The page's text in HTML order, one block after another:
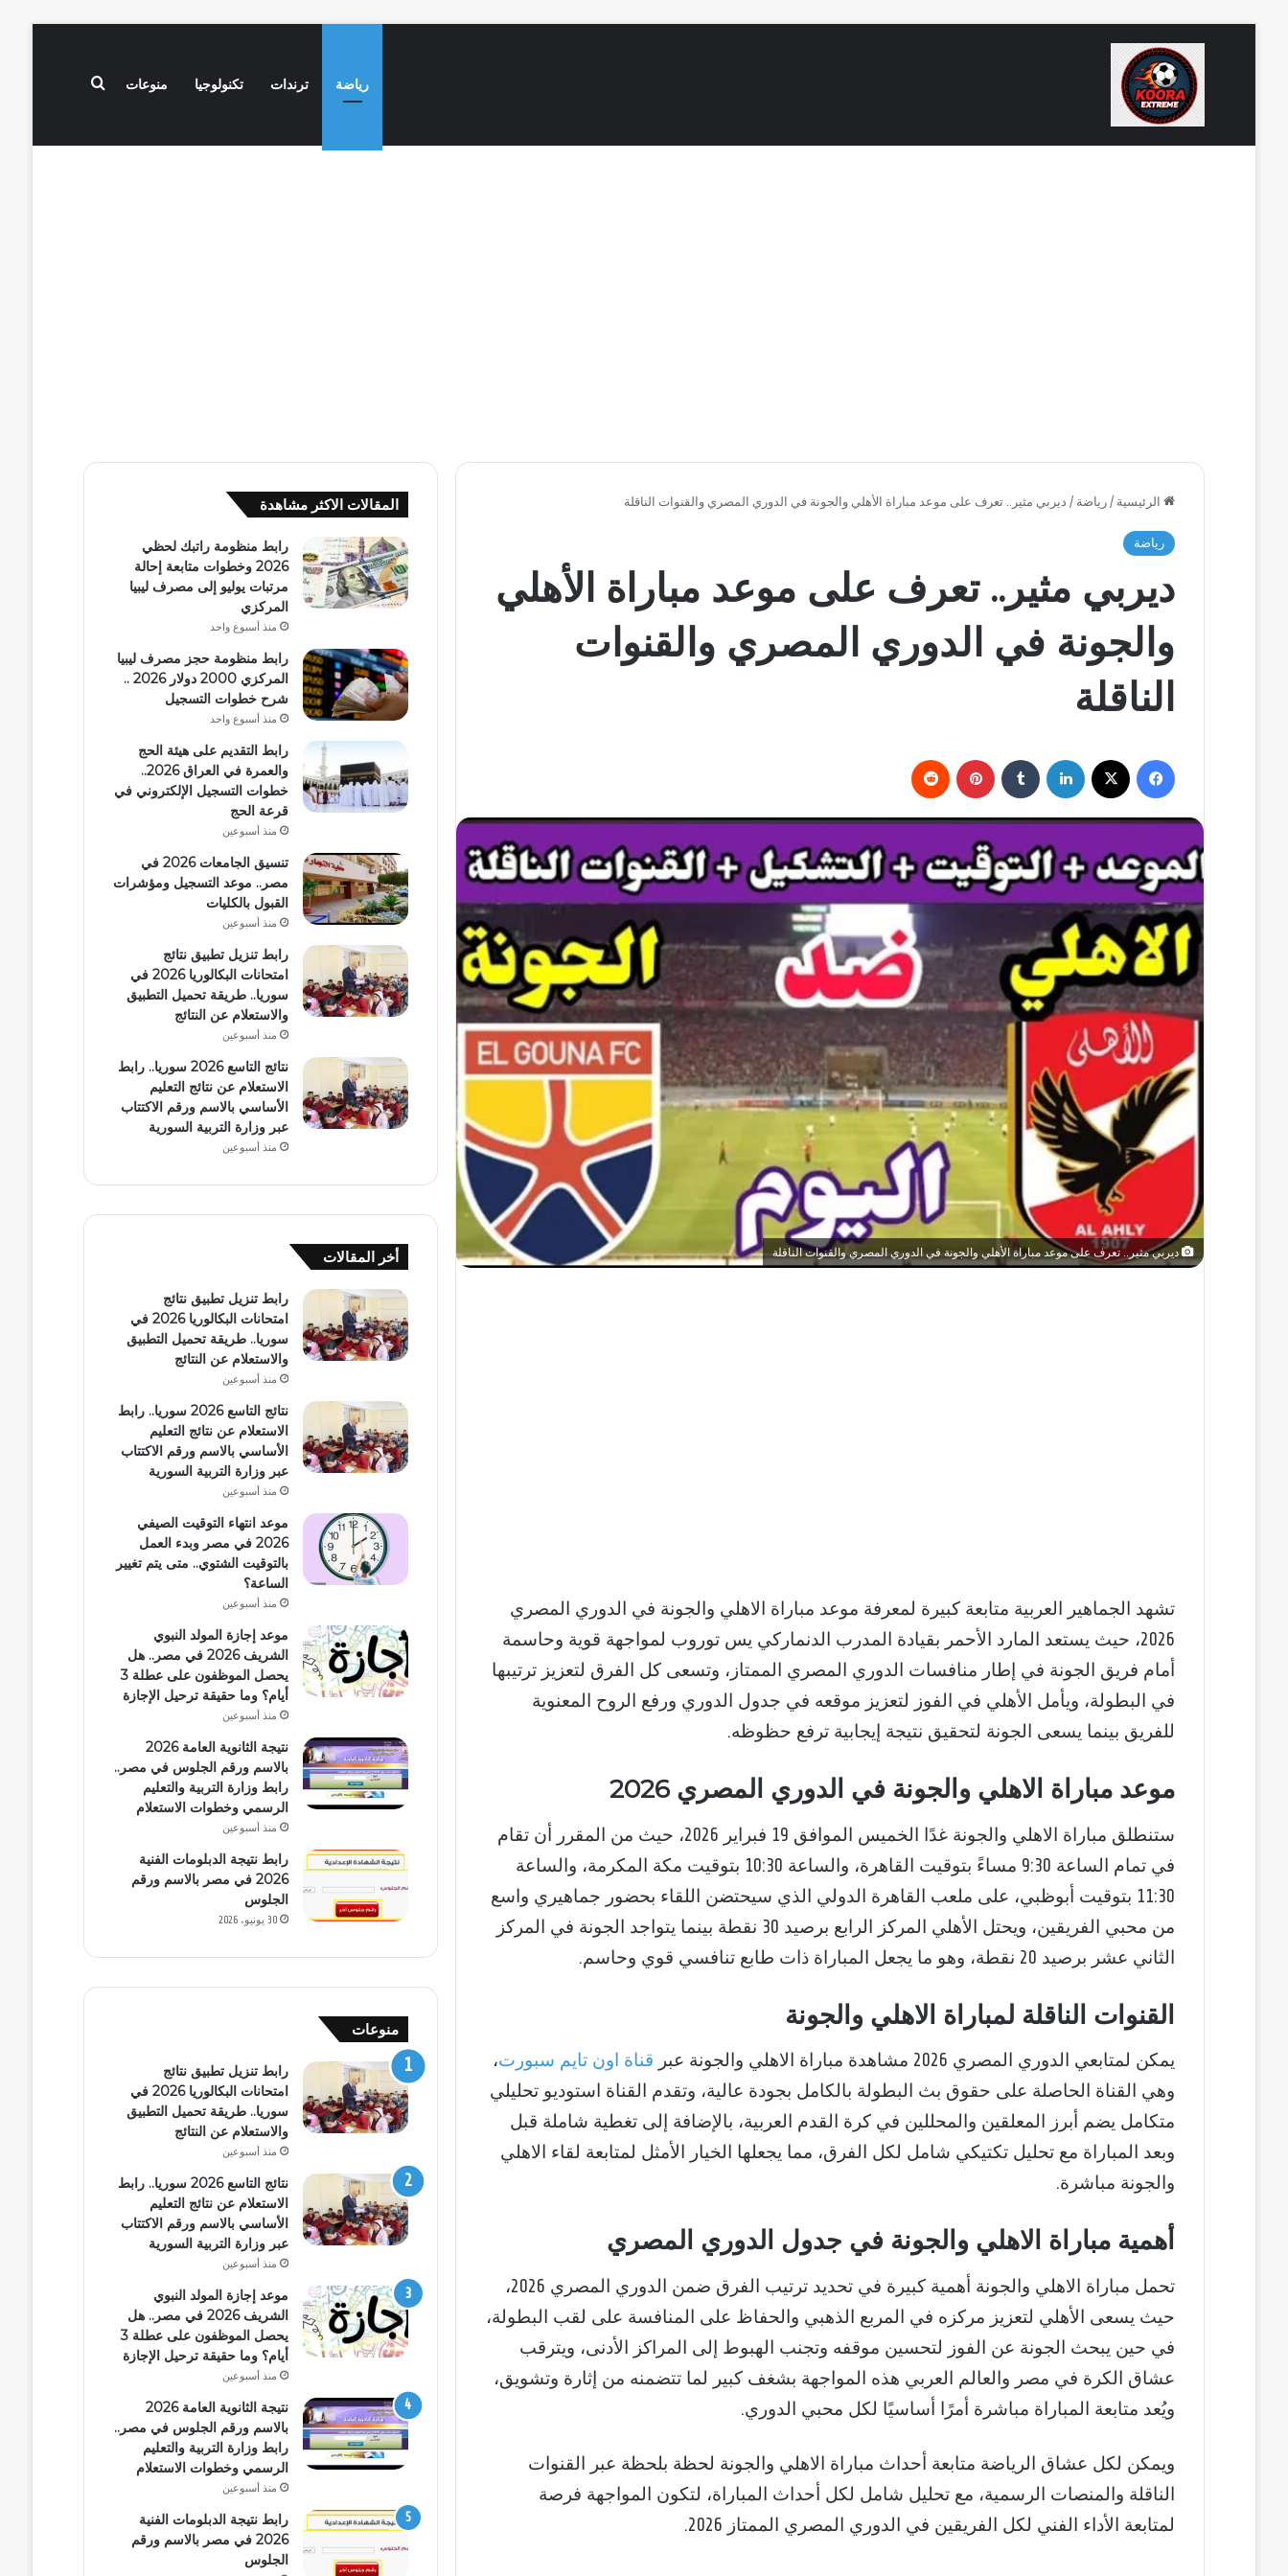
رياضة ترندات تكنولوجيا منوعات بحث عن
الرئيسية / رياضة / ديربي مثير.. تعرف على موعد مباراة الأهلي والجونة في الدوري المصري والقنوات الناقلة
رياضة
ديربي مثير.. تعرف على موعد مباراة الأهلي
والجونة في الدوري المصري والقنوات
الناقلة
فيسبوك لينكدإن بينتيريست
ديربي مثير.. تعرف على موعد مباراة الأهلي والجونة في الدوري المصري والقنوات الناقلة
تشهد الجماهير العربية متابعة كبيرة لمعرفة موعد مباراة الاهلي والجونة في الدوري المصري
2026، حيث يستعد المارد الأحمر بقيادة المدرب الدنماركي يس توروب لمواجهة قوية وحاسمة
أمام فريق الجونة في إطار منافسات الدوري المصري الممتاز، وتسعى كل الفرق لتعزيز ترتيبها
في البطولة، ويأمل الأهلي في الفوز لتعزيز موقعه في جدول الدوري ورفع الروح المعنوية
للفريق بينما يسعى الجونة لتحقيق نتيجة إيجابية ترفع حظوظه.
موعد مباراة الاهلي والجونة في الدوري المصري 2026
ستنطلق مباراة الاهلي والجونة غدًا الخميس الموافق 19 فبراير 2026، حيث من المقرر أن تقام
في تمام الساعة 9:30 مساءً بتوقيت القاهرة، والساعة 10:30 بتوقيت مكة المكرمة، والساعة
11:30 بتوقيت أبوظبي، على ملعب القاهرة الدولي الذي سيحتضن اللقاء بحضور جماهيري واسع
من محبي الفريقين، ويحتل الأهلي المركز الرابع برصيد 30 نقطة بينما يتواجد الجونة في المركز
الثاني عشر برصيد 20 نقطة، وهو ما يجعل المباراة ذات طابع تنافسي قوي وحاسم.
القنوات الناقلة لمباراة الاهلي والجونة
يمكن لمتابعي الدوري المصري 2026 مشاهدة مباراة الاهلي والجونة عبر قناة اون تايم سبورت،
وهي القناة الحاصلة على حقوق بث البطولة بالكامل بجودة عالية، وتقدم القناة استوديو تحليلي
متكامل يضم أبرز المعلقين والمحللين في كرة القدم العربية، بالإضافة إلى تغطية شاملة قبل
وبعد المباراة مع تحليل تكتيكي شامل لكل الفرق، مما يجعلها الخيار الأمثل لمتابعة لقاء الاهلي
والجونة مباشرة.
أهمية مباراة الاهلي والجونة في جدول الدوري المصري
تحمل مباراة الاهلي والجونة أهمية كبيرة في تحديد ترتيب الفرق ضمن الدوري المصري 2026،
حيث يسعى الأهلي لتعزيز مركزه في المربع الذهبي والحفاظ على المنافسة على لقب البطولة،
في حين يبحث الجونة عن الفوز لتحسين موقفه وتجنب الهبوط إلى المراكز الأدنى، ويترقب
عشاق الكرة في مصر والعالم العربي هذه المواجهة بشغف كبير لما تتضمنه من إثارة وتشويق،
ويُعد متابعة المباراة مباشرة أمرًا أساسيًا لكل محبي الدوري.
ويمكن لكل عشاق الرياضة متابعة أحداث مباراة الاهلي والجونة لحظة بلحظة عبر القنوات
الناقلة والمنصات الرسمية، مع تحليل شامل لكل أحداث المباراة، لتكون المواجهة فرصة
لمتابعة الأداء الفني لكل الفريقين في الدوري المصري الممتاز 2026.
المقالات الاكثر مشاهدة
رابط منظومة راتبك لحظي
2026 وخطوات متابعة إحالة
مرتبات يوليو إلى مصرف ليبيا
المركزي
منذ أسبوع واحد
رابط منظومة حجز مصرف ليبيا
المركزي 2000 دولار 2026 ..
شرح خطوات التسجيل
منذ أسبوع واحد
رابط التقديم على هيئة الحج
والعمرة في العراق 2026..
خطوات التسجيل الإلكتروني في
قرعة الحج
منذ أسبوعين
تنسيق الجامعات 2026 في
مصر.. موعد التسجيل ومؤشرات
القبول بالكليات
منذ أسبوعين
رابط تنزيل تطبيق نتائج
امتحانات البكالوريا 2026 في
سوريا.. طريقة تحميل التطبيق
والاستعلام عن النتائج
منذ أسبوعين
نتائج التاسع 2026 سوريا.. رابط
الاستعلام عن نتائج التعليم
الأساسي بالاسم ورقم الاكتتاب
عبر وزارة التربية السورية
منذ أسبوعين
أخر المقالات
رابط تنزيل تطبيق نتائج
امتحانات البكالوريا 2026 في
سوريا.. طريقة تحميل التطبيق
والاستعلام عن النتائج
منذ أسبوعين
نتائج التاسع 2026 سوريا.. رابط
الاستعلام عن نتائج التعليم
الأساسي بالاسم ورقم الاكتتاب
عبر وزارة التربية السورية
منذ أسبوعين
موعد انتهاء التوقيت الصيفي
2026 في مصر وبدء العمل
بالتوقيت الشتوي.. متى يتم تغيير
الساعة؟
منذ أسبوعين
موعد إجازة المولد النبوي
الشريف 2026 في مصر.. هل
يحصل الموظفون على عطلة 3
أيام؟ وما حقيقة ترحيل الإجازة
منذ أسبوعين
نتيجة الثانوية العامة 2026
بالاسم ورقم الجلوس في مصر..
رابط وزارة التربية والتعليم
الرسمي وخطوات الاستعلام
منذ أسبوعين
رابط نتيجة الدبلومات الفنية
2026 في مصر بالاسم ورقم
الجلوس
30 يونيو، 2026
منوعات
رابط تنزيل تطبيق نتائج
امتحانات البكالوريا 2026 في
سوريا.. طريقة تحميل التطبيق
والاستعلام عن النتائج
منذ أسبوعين
نتائج التاسع 2026 سوريا.. رابط
الاستعلام عن نتائج التعليم
الأساسي بالاسم ورقم الاكتتاب
عبر وزارة التربية السورية
منذ أسبوعين
موعد إجازة المولد النبوي
الشريف 2026 في مصر.. هل
يحصل الموظفون على عطلة 3
أيام؟ وما حقيقة ترحيل الإجازة
منذ أسبوعين
نتيجة الثانوية العامة 2026
بالاسم ورقم الجلوس في مصر..
رابط وزارة التربية والتعليم
الرسمي وخطوات الاستعلام
منذ أسبوعين
رابط نتيجة الدبلومات الفنية
2026 في مصر بالاسم ورقم
الجلوس